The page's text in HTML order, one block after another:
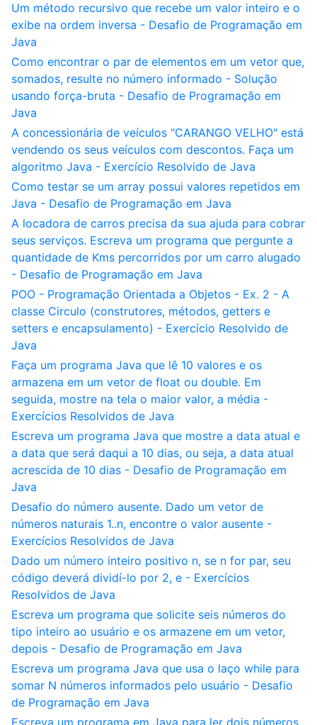
Um método recursivo que recebe um valor inteiro e o
exibe na ordem inversa - Desafio de Programação em
Java
Como encontrar o par de elementos em um vetor que,
somados, resulte no número informado - Solução
usando força-bruta - Desafio de Programação em
Java
A concessionária de veículos "CARANGO VELHO" está
vendendo os seus veículos com descontos. Faça um
algoritmo Java - Exercício Resolvido de Java
Como testar se um array possui valores repetidos em
Java - Desafio de Programação em Java
A locadora de carros precisa da sua ajuda para cobrar
seus serviços. Escreva um programa que pergunte a
quantidade de Kms percorridos por um carro alugado
- Desafio de Programação em Java
POO - Programação Orientada a Objetos - Ex. 2 - A
classe Circulo (construtores, métodos, getters e
setters e encapsulamento) - Exercício Resolvido de
Java
Faça um programa Java que lê 10 valores e os
armazena em um vetor de float ou double. Em
seguida, mostre na tela o maior valor, a média -
Exercícios Resolvidos de Java
Escreva um programa Java que mostre a data atual e
a data que será daqui a 10 dias, ou seja, a data atual
acrescida de 10 dias - Desafio de Programação em
Java
Desafio do número ausente. Dado um vetor de
números naturais 1..n, encontre o valor ausente -
Exercícios Resolvidos de Java
Dado um número inteiro positivo n, se n for par, seu
código deverá dividí-lo por 2, e - Exercícios
Resolvidos de Java
Escreva um programa que solicite seis números do
tipo inteiro ao usuário e os armazene em um vetor,
depois - Desafio de Programação em Java
Escreva um programa Java que usa o laço while para
somar N números informados pelo usuário - Desafio
de Programação em Java
Escreva um programa em Java para ler dois números